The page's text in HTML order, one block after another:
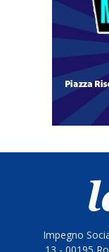
Impegno
13 - 00195